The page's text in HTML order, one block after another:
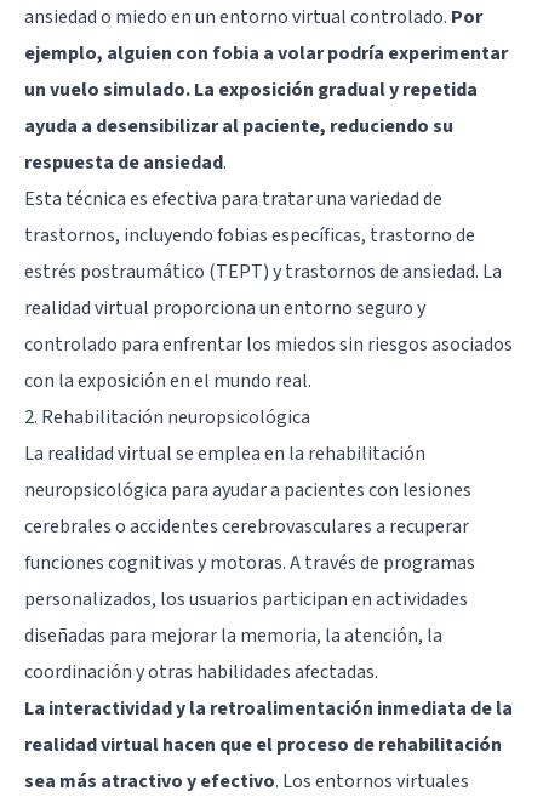
ansiedad o miedo en un entorno virtual controlado. Por
ejemplo, alguien con fobia a volar podría experimentar
un vuelo simulado. La exposición gradual y repetida
ayuda a desensibilizar al paciente, reduciendo su
respuesta de ansiedad.
Esta técnica es efectiva para tratar una variedad de
trastornos, incluyendo fobias específicas, trastorno de
estrés postraumático (TEPT) y trastornos de ansiedad. La
realidad virtual proporciona un entorno seguro y
controlado para enfrentar los miedos sin riesgos asociados
con la exposición en el mundo real.
2. Rehabilitación neuropsicológica
La realidad virtual se emplea en la rehabilitación
neuropsicológica para ayudar a pacientes con lesiones
cerebrales o accidentes cerebrovasculares a recuperar
funciones cognitivas y motoras. A través de programas
personalizados, los usuarios participan en actividades
diseñadas para mejorar la memoria, la atención, la
coordinación y otras habilidades afectadas.
La interactividad y la retroalimentación inmediata de la
realidad virtual hacen que el proceso de rehabilitación
sea más atractivo y efectivo. Los entornos virtuales